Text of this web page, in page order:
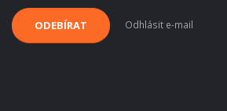
ODEBÍRAT Odhlásit e-mail